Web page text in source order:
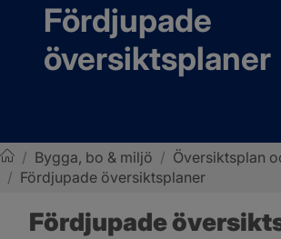
Fördjupade
översiktsplaner
Sotenäs kommun
/ Bygga, bo & miljö / Översiktsplan
/ Fördjupade översiktsplaner
Fördjupade